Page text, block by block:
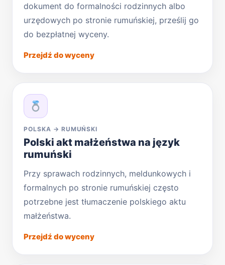
dokument do formalności rodzinnych albo
urzędowych po stronie rumuńskiej, prześlij go
do bezpłatnej wyceny.
Przejdź do wyceny
POLSKA → RUMUŃSKI
Polski akt małżeństwa na język
rumuński
Przy sprawach rodzinnych, meldunkowych i
formalnych po stronie rumuńskiej często
potrzebne jest tłumaczenie polskiego aktu
małżeństwa.
Przejdź do wyceny